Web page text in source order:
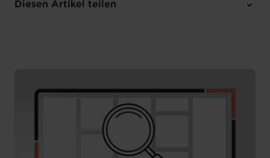
Anmelden
Diesen Artikel teilen